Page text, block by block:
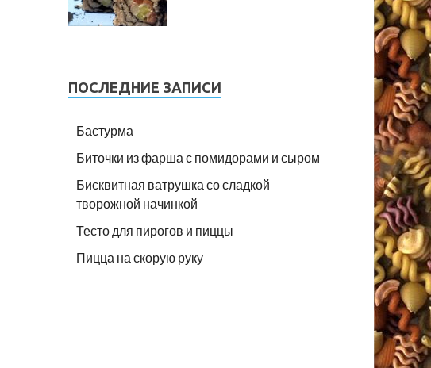
ПОСЛЕДНИЕ ЗАПИСИ
Бастурма
Биточки из фарша с помидорами и сыром
Бисквитная ватрушка со сладкой
творожной начинкой
Тесто для пирогов и пиццы
Пицца на скорую руку